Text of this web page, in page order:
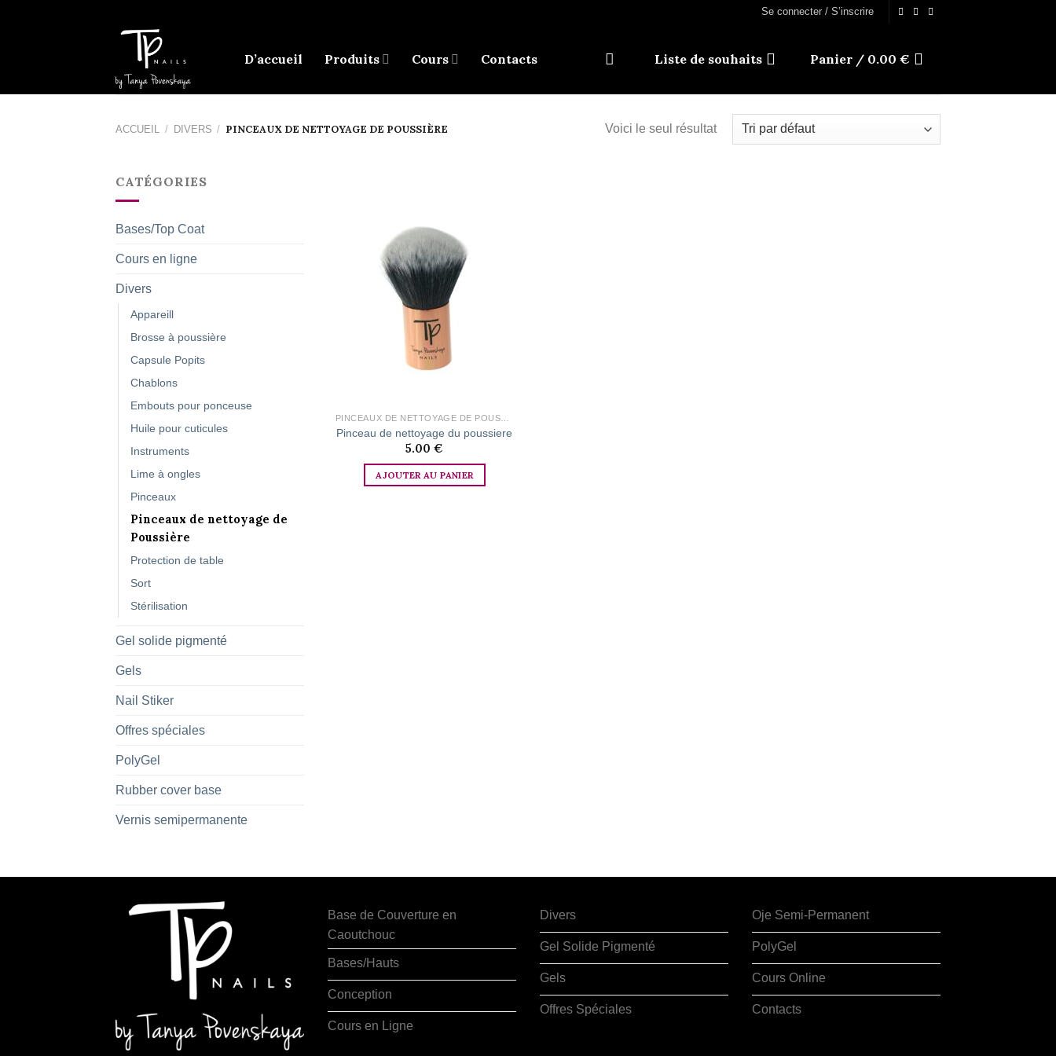
Se connecter / S’inscrire
D’accueil Produits Cours Contacts Liste de souhaits Panier / 0.00 €
ACCUEIL / DIVERS / PINCEAUX DE NETTOYAGE DE POUSSIÈRE Voici le seul résultat
CATÉGORIES
Bases/Top Coat
Cours en ligne
Divers
Appareill
Brosse à poussière
Capsule Popits
Chablons
Embouts pour ponceuse
Huile pour cuticules
Instruments
Lime à ongles
Pinceaux
Pinceaux de nettoyage de
Poussière
Protection de table
Sort
Stérilisation
Gel solide pigmenté
Gels
Nail Stiker
Offres spéciales
PolyGel
Rubber cover base
Vernis semipermanente
Pinceau de nettoyage du poussiere
5.00€
AJOUTER AU PANIER
Base de Couverture en
Caoutchouc
Bases/Hauts
Conception
Cours en Ligne
Divers
Gel Solide Pigmenté
Gels
Offres Spéciales
Oje Semi-Permanent
PolyGel
Cours Online
Contacts